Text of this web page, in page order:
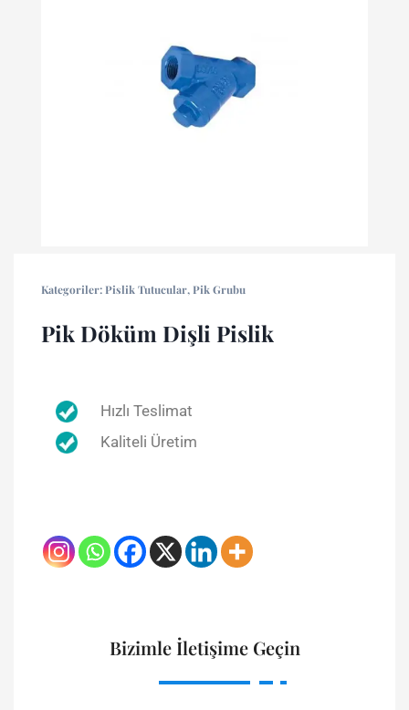
Kategoriler:Pislik Tutucular,Pik Grubu
Pik Döküm Dişli Pislik
Hızlı Teslimat
Kaliteli Üretim
Bizimle İletişime Geçin